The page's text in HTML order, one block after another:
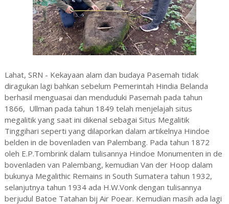
Lahat, SRN - Kekayaan alam dan budaya Pasemah tidak
diragukan lagi bahkan sebelum Pemerintah Hindia Belanda
berhasil menguasai dan menduduki Pasemah pada tahun
1866, Ullman pada tahun 1849 telah menjelajah situs
megalitik yang saat ini dikenal sebagai Situs Megalitik
Tinggihari seperti yang dilaporkan dalam artikelnya Hindoe
belden in de bovenladen van Palembang. Pada tahun 1872
oleh E.P.Tombrink dalam tulisannya Hindoe Monumenten in de
bovenladen van Palembang, kemudian Van der Hoop dalam
bukunya Megalithic Remains in South Sumatera tahun 1932,
selanjutnya tahun 1934 ada H.W.Vonk dengan tulisannya
berjudul Batoe Tatahan bij Air Poear. Kemudian masih ada lagi